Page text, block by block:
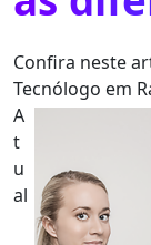
Confira neste
Tecnólogo em
A
t
u
al